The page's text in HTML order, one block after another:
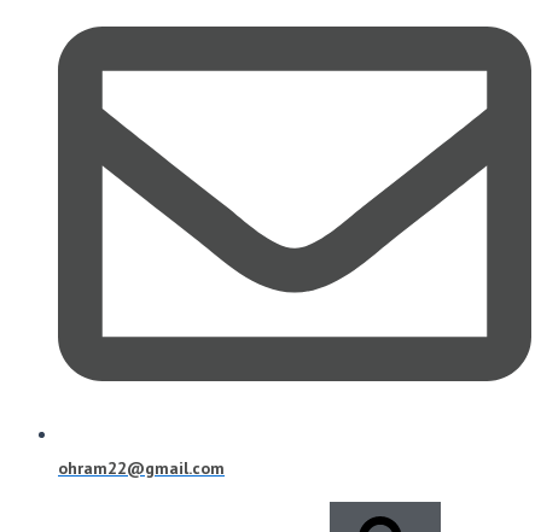
ohram22@gmail.com